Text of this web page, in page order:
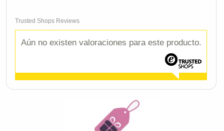
Trusted Shops Reviews
Aún no existen valoraciones para este producto.